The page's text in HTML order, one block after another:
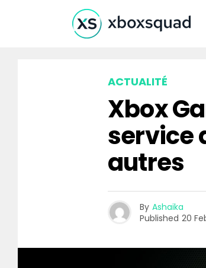
ACTUALITÉ
Xbox
service
autres
By Ashaika
Published 20